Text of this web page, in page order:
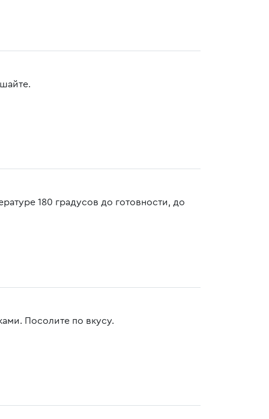
180 градусов до готовности, до
Посолите по вкусу.